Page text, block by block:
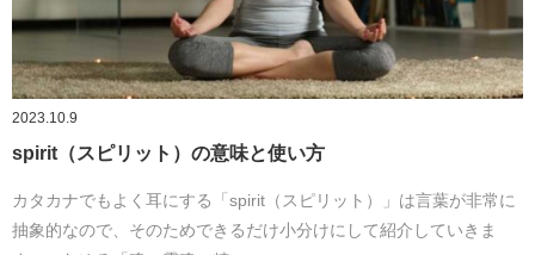
2023.10.9
spirit（スピリット）の意味と使い方
カタカナでもよく耳にする「spirit（スピリット）」は言葉が非常に
抽象的なので、そのためできるだけ小分けにして紹介していきま